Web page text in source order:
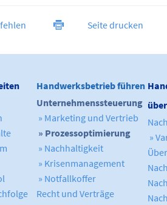
Seite drucken
Handwerksbetrieb führen
Unternehmenssteuerung
» Marketing und Vertrieb
» Prozessoptimierung
» Nachhaltigkeit
» Krisenmanagement
» Notfallkoffer
Recht und Verträge
»